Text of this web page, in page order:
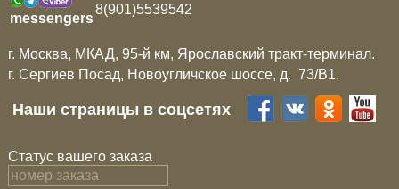
messengers
8(901)5539542
г. Москва, МКАД, 95-й км, Ярославский тракт-терминал.
г. Сергиев Посад, Новоугличское шоссе, д. 73/B1.
Наши страницы в соцсетях
Статус вашего заказа